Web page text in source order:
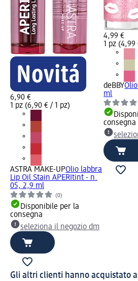
6,90 €
1 pz (6,90 € / 1 pz)
ASTRA MAKE-UPOlio labbra
Lip Oil Stain APERItint - n.
05, 2,9 ml
(0)
Disponibile per la
consegna
seleziona il negozio dm
4,99 €
1 pz (4,99
deBBY
ml
consegna
Gli altri clienti hanno acquistato